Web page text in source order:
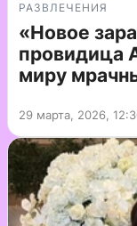
РАЗВЛЕЧЕНИЯ
«Новое
провидица
миру
29 марта, 2026,